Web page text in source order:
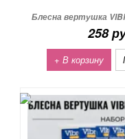
Блесна вертушка
258
+ В корзину